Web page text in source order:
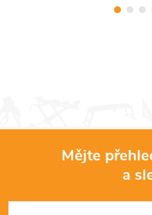
Mějte
a